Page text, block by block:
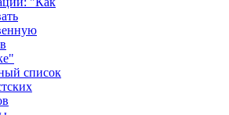
список